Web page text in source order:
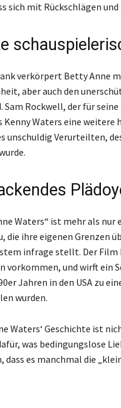
sich mit Rückschlägen
verkörpert Betty Anne
aber auch den
Sam Rockwell, der für
Waters eine weitere
unschuldig Verurteilten,
Waters“ ist mehr als
die ihre eigenen Grenzen
infrage stellt. Der
vorkommen, und wirft ein
Jahren in den USA zu
wurden.
Waters‘ Geschichte ist
was bedingungslose
dass es manchmal die